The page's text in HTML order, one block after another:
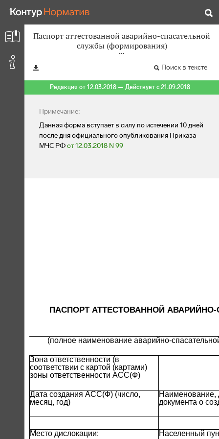
Паспорт аттестованной аварийно-спасательной
службы (формирования)
Поиск в тексте
Редакция от 12.03.2018 — Действует с 21.09.2018
Примечание:
Данная форма вступает в силу по истечении 10 дней
после дня официального опубликования Приказа
МЧС РФот 12.03.2018 N 99
ПАСПОРТ АТТЕСТОВАННОЙ
(полное наименование аварийно-
Зона ответственности (в
соответствии с картой (картами)
зоны ответственности АСС(Ф)
Дата создания АСС(Ф) (число,
месяц, год)
Наименование,
документа о
Место дислокации: Населенный